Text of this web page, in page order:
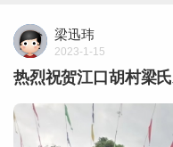
梁迅玮
2023-1-15
热烈祝贺江口胡村梁